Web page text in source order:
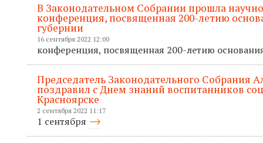
В Законодательном Собрании прошла
конференция, посвященная 200-летию
губернии
16 сентября 2022 12:00
конференция, посвященная 200-летию
Председатель Законодательного Собрания
поздравил с Днем знаний воспитанников
Красноярске
2 сентября 2022 11:17
1 сентября